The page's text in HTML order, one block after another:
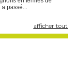
passé...
afficher tout